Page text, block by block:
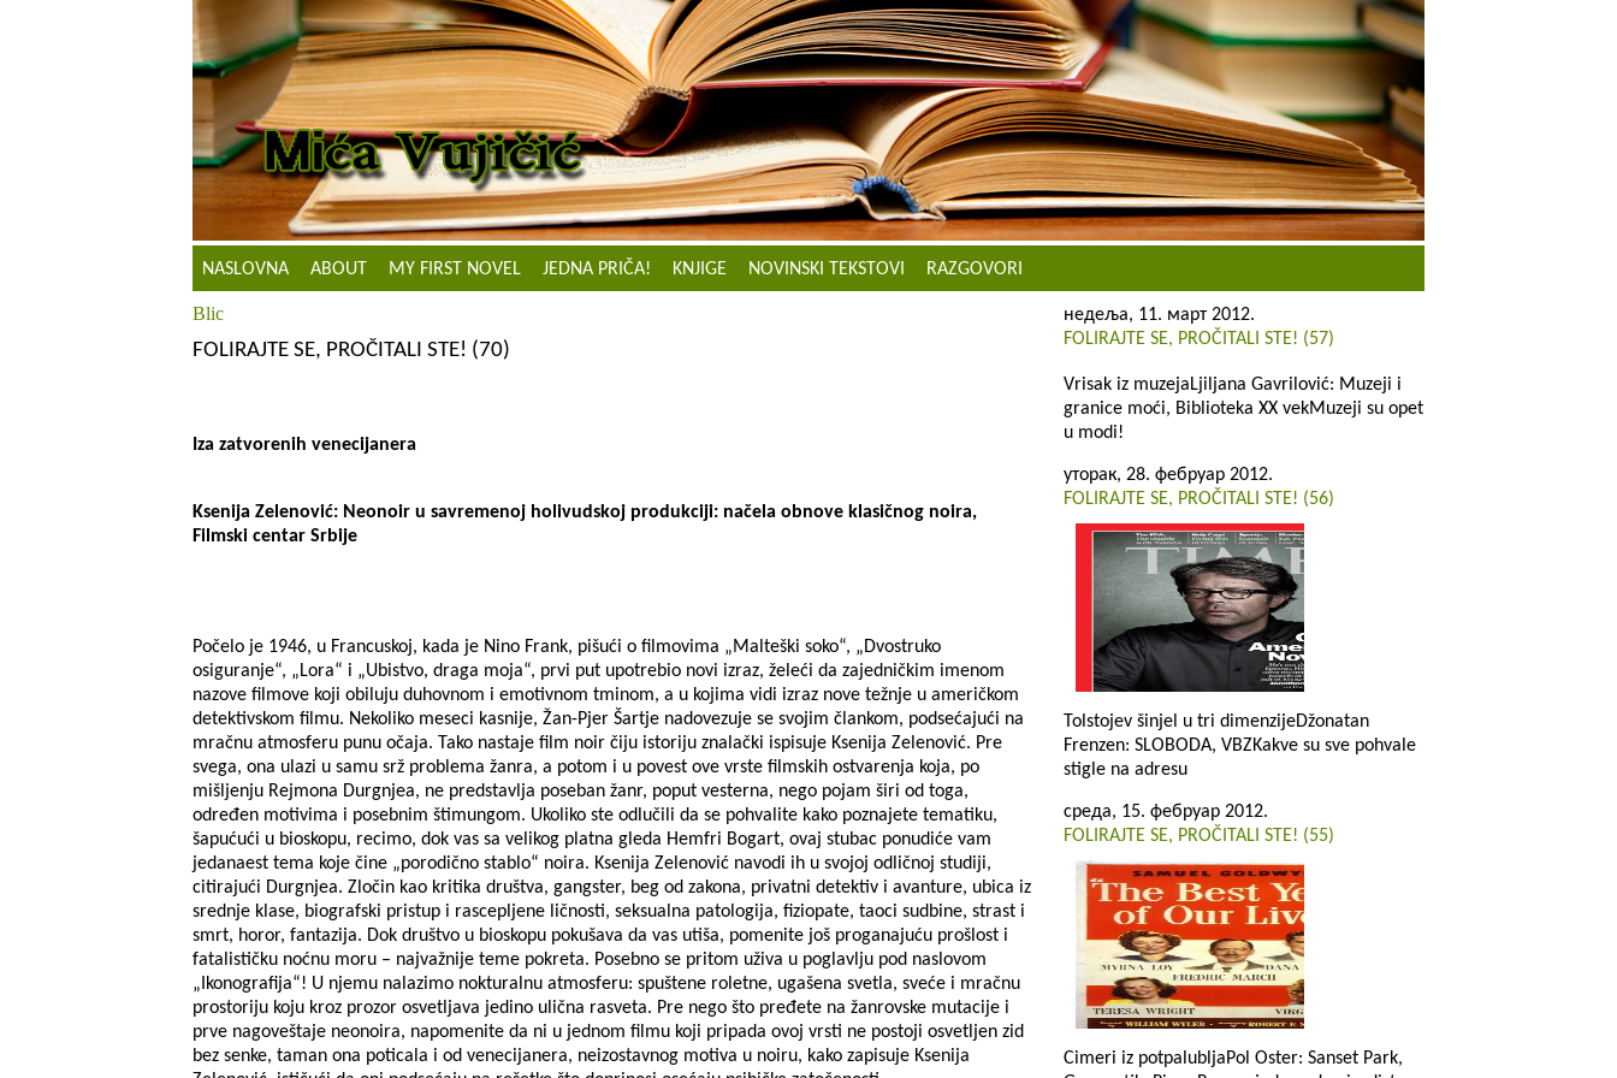
NASLOVNA ABOUT MY FIRST NOVEL JEDNA PRIČA! KNJIGE NOVINSKI TEKSTOVI RAZGOVORI
Blic
FOLIRAJTE SE, PROČITALI STE! (70)
Iza zatvorenih venecijanera
Ksenija Zelenović: Neonoir u savremenoj holivudskoj produkciji: načela obnove klasičnog noira,
Filmski centar Srbije
Počelo je 1946, u Francuskoj, kada je Nino Frank, pišući o filmovima „Malteški soko“, „Dvostruko
osiguranje“, „Lora“ i „Ubistvo, draga moja“, prvi put upotrebio novi izraz, želeći da zajedničkim imenom
nazove filmove koji obiluju duhovnom i emotivnom tminom, a u kojima vidi izraz nove težnje u američkom
detektivskom filmu. Nekoliko meseci kasnije, Žan-Pjer Šartje nadovezuje se svojim člankom, podsećajući na
mračnu atmosferu punu očaja. Tako nastaje film noir čiju istoriju znalački ispisuje Ksenija Zelenović. Pre
svega, ona ulazi u samu srž problema žanra, a potom i u povest ove vrste filmskih ostvarenja koja, po
mišljenju Rejmona Durgnjea, ne predstavlja poseban žanr, poput vesterna, nego pojam širi od toga,
određen motivima i posebnim štimungom. Ukoliko ste odlučili da se pohvalite kako poznajete tematiku,
šapućući u bioskopu, recimo, dok vas sa velikog platna gleda Hemfri Bogart, ovaj stubac ponudiće vam
jedanaest tema koje čine „porodično stablo“ noira. Ksenija Zelenović navodi ih u svojoj odličnoj studiji,
citirajući Durgnjea. Zločin kao kritika društva, gangster, beg od zakona, privatni detektiv i avanture, ubica iz
srednje klase, biografski pristup i rascepljene ličnosti, seksualna patologija, fiziopate, taoci sudbine, strast i
smrt, horor, fantazija. Dok društvo u bioskopu pokušava da vas utiša, pomenite još proganajuću prošlost i
fatalističku noćnu moru – najvažnije teme pokreta. Posebno se pritom uživa u poglavlju pod naslovom
„Ikonografija“! U njemu nalazimo nokturalnu atmosferu: spuštene roletne, ugašena svetla, sveće i mračnu
prostoriju koju kroz prozor osvetljava jedino ulična rasveta. Pre nego što pređete na žanrovske mutacije i
prve nagoveštaje neonoira, napomenite da ni u jednom filmu koji pripada ovoj vrsti ne postoji osvetljen zid
bez senke, taman ona poticala i od venecijanera, neizostavnog motiva u noiru, kako zapisuje Ksenija
недеља, 11. март 2012.
FOLIRAJTE SE, PROČITALI STE! (57)
Vrisak iz muzejaLjiljana Gavrilović: Muzeji i
granice moći, Biblioteka XX vekMuzeji su opet
u modi!
уторак, 28. фебруар 2012.
FOLIRAJTE SE, PROČITALI STE! (56)
Tolstojev šinjel u tri dimenzijeDžonatan
Frenzen: SLOBODA, VBZKakve su sve pohvale
stigle na adresu
среда, 15. фебруар 2012.
FOLIRAJTE SE, PROČITALI STE! (55)
Cimeri iz potpalubljaPol Oster: Sanset Park,